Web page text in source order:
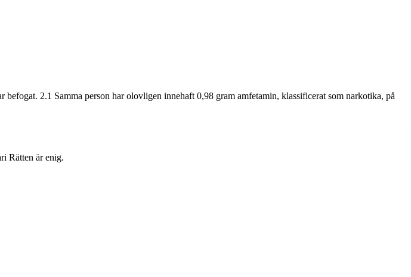
2.1 Samma person har olovligen innehaft 0,98 gram amfetamin, klassificerat som narkotika, på
Rätten är enig.